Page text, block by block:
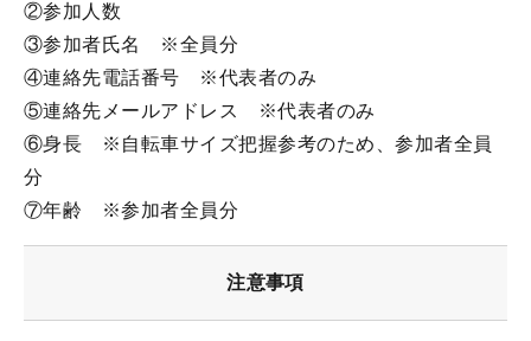
②参加人数
③参加者氏名 ※全員分
④連絡先電話番号 ※代表者のみ
⑤連絡先メールアドレス ※代表者のみ
⑥身長 ※自転車サイズ把握参考のため、参加者全員
分
⑦年齢 ※参加者全員分
注意事項